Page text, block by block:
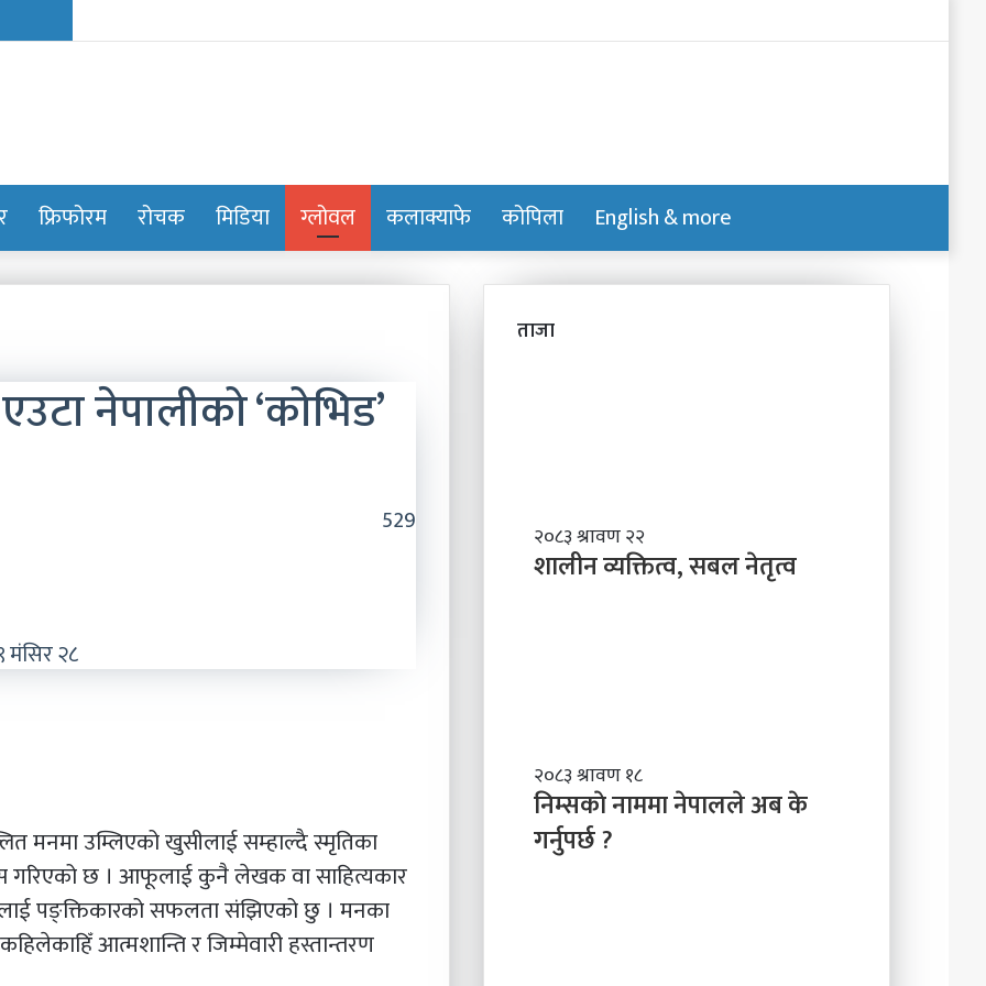
फ्रिफोरम रोचक मिडिया ग्लोवल कलाक्याफे कोपिला English & more
for
skin
नेपालीको ‘कोभिड’
मंसिर २८
529
मनमा उम्लिएको खुसीलाई सम्हाल्दै स्मृतिका
गरिएको छ । आफूलाई कुनै लेखक वा साहित्यकार
पङ्क्तिकारको सफलता संझिएको छु । मनका
आत्मशान्ति र जिम्मेवारी हस्तान्तरण
ताजा
शा
ली
न
ने
तृ
त्व
२०८३ श्रावण २२
शालीन व्यक्तित्व, सबल नेतृत्व
नि
म्स
काे
ना
२०८३ श्रावण १८
निम्सकाे नाममा नेपालले अब के
गर्नुपर्छ ?